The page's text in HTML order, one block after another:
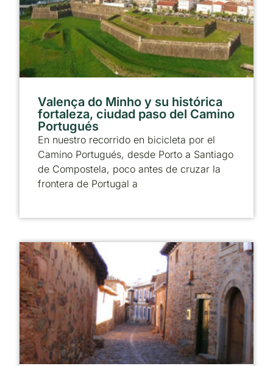
Valença do Minho y su histórica
fortaleza, ciudad paso del Camino
Portugués
En nuestro recorrido en bicicleta por el
Camino Portugués, desde Porto a Santiago
de Compostela, poco antes de cruzar la
frontera de Portugal a